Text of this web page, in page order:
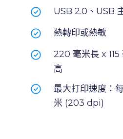
USB 2.0、USB
熱轉印或熱敏
220 毫米長 x 115
高
最大打印速度：
米 (203 dpi)